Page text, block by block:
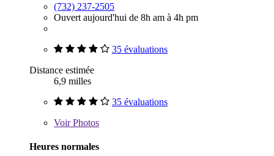
(732) 237-2505
Ouvert aujourd'hui de 8h am à 4h pm
35 évaluations
Distance estimée
6,9 milles
35 évaluations
VoirPhotos
Heures normales